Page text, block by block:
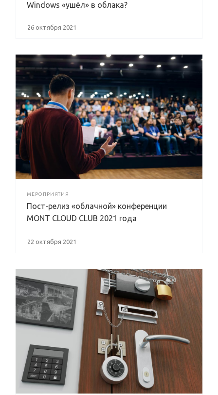
Windows «ушёл» в облака?
26 октября 2021
МЕРОПРИЯТИЯ
Пост-релиз «облачной» конференции
MONT CLOUD CLUB 2021 года
22 октября 2021